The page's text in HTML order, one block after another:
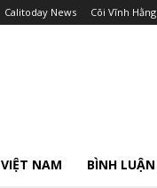
Calitoday News Cõi Vĩnh Hằng
VIỆT NAM BÌNH LUẬN